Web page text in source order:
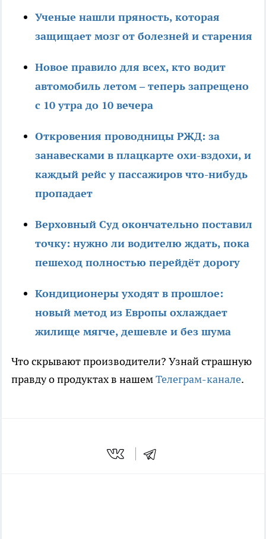
Ученые нашли пряность, которая
защищает мозг от болезней и старения
Новое правило для всех, кто водит
автомобиль летом – теперь запрещено
с 10 утра до 10 вечера
Откровения проводницы РЖД: за
занавесками в плацкарте охи-вздохи, и
каждый рейс у пассажиров что-нибудь
пропадает
Верховный Суд окончательно поставил
точку: нужно ли водителю ждать, пока
пешеход полностью перейдёт дорогу
Кондиционеры уходят в прошлое:
новый метод из Европы охлаждает
жилище мягче, дешевле и без шума
Что скрывают производители? Узнай страшную
правду о продуктах в нашемТелеграм-канале.